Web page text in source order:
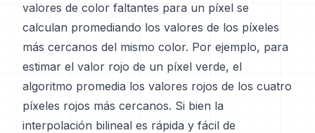
valores de color faltantes para un píxel se
calculan promediando los valores de los píxeles
más cercanos del mismo color. Por ejemplo, para
estimar el valor rojo de un píxel verde, el
algoritmo promedia los valores rojos de los cuatro
píxeles rojos más cercanos. Si bien la
interpolación bilineal es rápida y fácil de